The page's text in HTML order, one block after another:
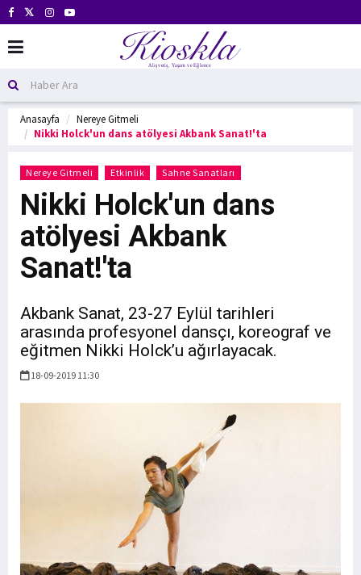
Anasayfa
Nereye Gitmeli
Nikki Holck'un dans atölyesi Akbank Sanat!'ta
Nereye Gitmeli Etkinlik Sahne Sanatları
Nikki Holck'un dans
atölyesi Akbank
Sanat!'ta
Akbank Sanat, 23-27 Eylül tarihleri
arasında profesyonel dansçı, koreograf ve
eğitmen Nikki Holck’u ağırlayacak.
18-09-2019 11:30